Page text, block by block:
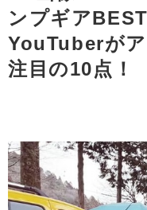
ンプギア
YouTuberが
注目の10点！